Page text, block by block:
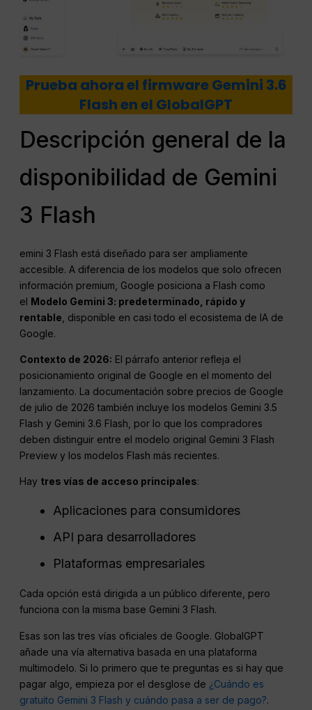
Prueba ahora el firmware Gemini 3.6
Flash en el GlobalGPT
Descripción general de la
disponibilidad de Gemini
3 Flash
emini 3 Flash está diseñado para ser ampliamente
accesible. A diferencia de los modelos que solo ofrecen
información premium, Google posiciona a Flash como
el Modelo Gemini 3: predeterminado, rápido y
rentable , disponible en casi todo el ecosistema de IA de
Google.
Contexto de 2026: El párrafo anterior refleja el
posicionamiento original de Google en el momento del
lanzamiento. La documentación sobre precios de Google
de julio de 2026 también incluye los modelos Gemini 3.5
Flash y Gemini 3.6 Flash, por lo que los compradores
deben distinguir entre el modelo original Gemini 3 Flash
Preview y los modelos Flash más recientes.
Hay tres vías de acceso principales:
Aplicaciones para consumidores
API para desarrolladores
Plataformas empresariales
Cada opción está dirigida a un público diferente, pero
funciona con la misma base Gemini 3 Flash.
Esas son las tres vías oficiales de Google. GlobalGPT
añade una vía alternativa basada en una plataforma
multimodelo. Si lo primero que te preguntas es si hay que
pagar algo, empieza por el desglose de ¿Cuándo es
gratuito Gemini 3 Flash y cuándo pasa a ser de pago?.